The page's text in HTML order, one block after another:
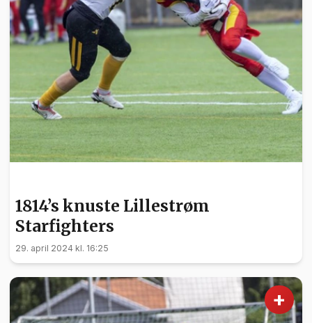
1814’s knuste Lillestrøm
Starfighters
29. april 2024 kl. 16:25
+